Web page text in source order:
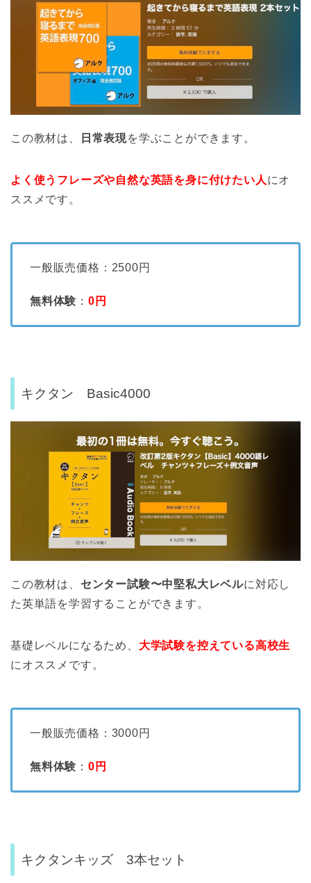
この教材は、 日常表現を学ぶことができます。
よく使うフレーズや自然な英語を身に付けたい人 にオ
ススメです。
一般販売価格：2500円
無料体験 ：0円
キクタン Basic4000
この教材は、 センター試験〜中堅私大レベルに対応し
た英単語を学習することができます。
基礎レベルになるため、 大学試験を控えている高校生
にオススメです。
一般販売価格：3000円
無料体験 ：0 円
キクタンキッズ 3本セット